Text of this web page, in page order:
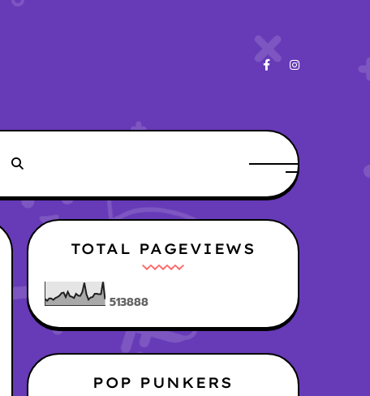
TOTAL PAGEVIEWS
513888
POP PUNKERS